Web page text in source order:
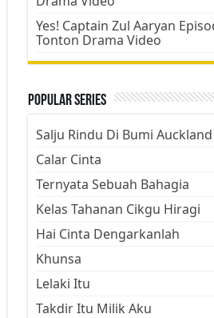
Yes! Captain Zul Aaryan
Tonton Drama Video
Popular Series
Salju Rindu Di Bumi Auckland
Calar Cinta
Ternyata Sebuah Bahagia
Kelas Tahanan Cikgu Hiragi
Hai Cinta Dengarkanlah
Khunsa
Lelaki Itu
Takdir Itu Milik Aku